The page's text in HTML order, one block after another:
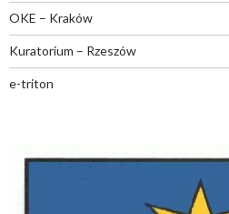
OKE – Kraków
Kuratorium – Rzeszów
e-triton